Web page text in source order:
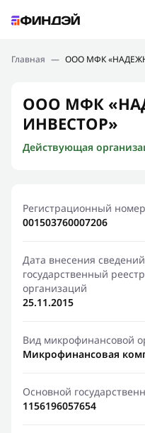
Подбор займа
Новости
Финансовое просвещение
Главная — ООО МФК
ООО МФК
ИНВЕСТОР»
Действующая
Регистрационный
001503760007206
Дата внесения
государственный
организаций
25.11.2015
Вид микрофинансовой
Микрофинансовая
Основной
1156196057654
Ошибка:Контактная
Спасибо, что написали
Мы свяжемся с Вами в
результат